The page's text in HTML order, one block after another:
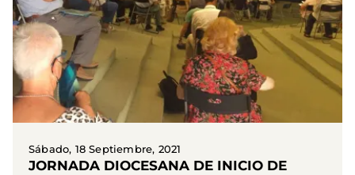
Sábado, 18 Septiembre, 2021
JORNADA DIOCESANA DE INICIO DE